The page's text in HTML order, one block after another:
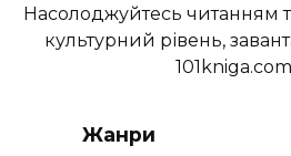
Насолоджуйтесь читанням
культурний рівень,
Жанри